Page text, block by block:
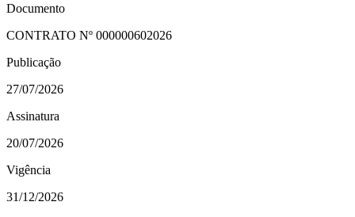
Documento
CONTRATO Nº 000000602026
Publicação
27/07/2026
Assinatura
20/07/2026
Vigência
31/12/2026